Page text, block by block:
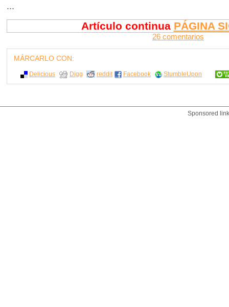
...
Artículo continua PÁGINA
26 comentarios
MÁRCARLO CON:
Delicious Digg reddit Facebook StumbleUpon
Sponsored